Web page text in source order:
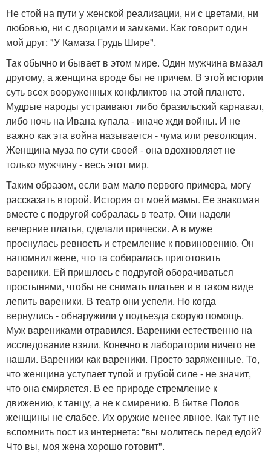
Не стой на пути у женской реализации, ни с цветами, ни
любовью, ни с дворцами и замками. Как говорит один
мой друг: "У Камаза Грудь Шире".
Так обычно и бывает в этом мире. Один мужчина вмазал
другому, а женщина вроде бы не причем. В этой истории
суть всех вооруженных конфликтов на этой планете.
Мудрые народы устраивают либо бразильский карнавал,
либо ночь на Ивана купала - иначе жди войны. И не
важно как эта война называется - чума или революция.
Женщина муза по сути своей - она вдохновляет не
только мужчину - весь этот мир.
Таким образом, если вам мало первого примера, могу
рассказать второй. История от моей мамы. Ее знакомая
вместе с подругой собралась в театр. Они надели
вечерние платья, сделали прически. А в муже
проснулась ревность и стремление к повиновению. Он
напомнил жене, что та собиралась приготовить
вареники. Ей пришлось с подругой оборачиваться
простынями, чтобы не снимать платьев и в таком виде
лепить вареники. В театр они успели. Но когда
вернулись - обнаружили у подъезда скорую помощь.
Муж варениками отравился. Вареники естественно на
исследование взяли. Конечно в лаборатории ничего не
нашли. Вареники как вареники. Просто заряженные. То,
что женщина уступает тупой и грубой силе - не значит,
что она смиряется. В ее природе стремление к
движению, к танцу, а не к смирению. В битве Полов
женщины не слабее. Их оружие менее явное. Как тут не
вспомнить пост из интернета: "вы молитесь перед едой?
Что вы, моя жена хорошо готовит".